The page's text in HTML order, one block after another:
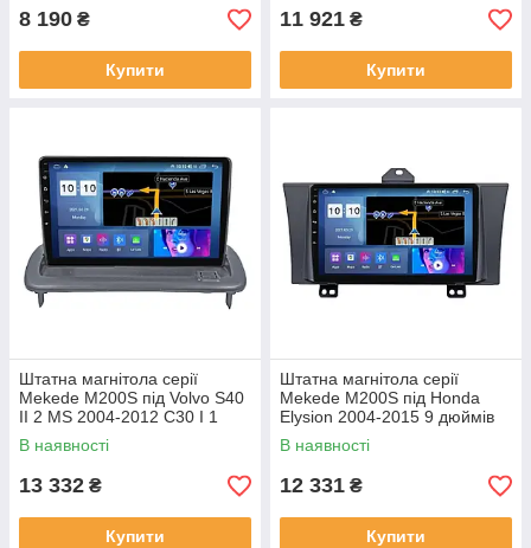
8 190 ₴
Купити
11 921 ₴
Купити
Штатна магнітола серії
Mekede M200S під Volvo S40
II 2 MS 2004-2012 C30 I 1
2006-2013 C70 II 2 2005-2013
(W2)
В наявності
13 332 ₴
Купити
Штатна магнітола серії
Mekede M200S під Honda
Elysion 2004-2015 9 дюймів
В наявності
12 331 ₴
Купити